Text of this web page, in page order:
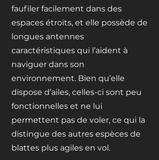
faufiler facilement dans des
espaces étroits, et elle possède de
longues antennes
caractéristiques qui l’aident à
naviguer dans son
environnement. Bien qu’elle
dispose d’ailes, celles-ci sont peu
fonctionnelles et ne lui
permettent pas de voler, ce qui la
distingue des autres espèces de
blattes plus agiles en vol.